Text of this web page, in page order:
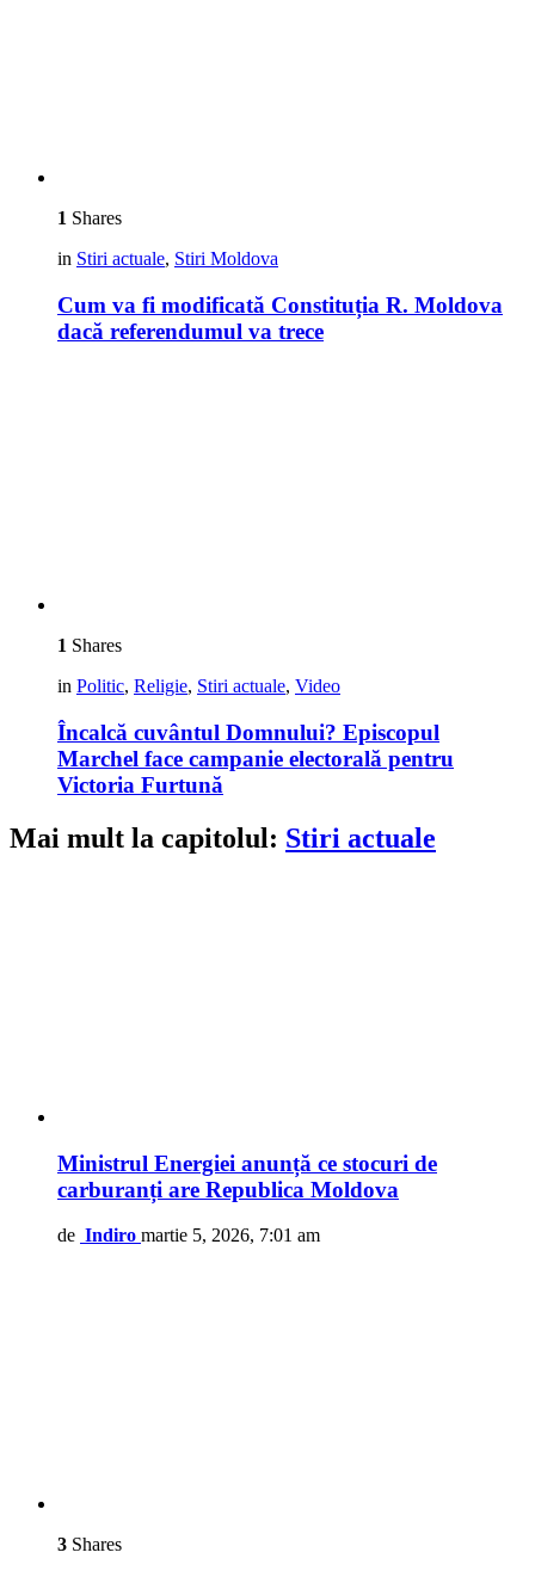
1 Shares
in Stiri actuale, Stiri Moldova
Cum va fi modificată Constituția R. Moldova
dacă referendumul va trece
1 Shares
in Politic, Religie, Stiri actuale, Video
Încalcă cuvântul Domnului? Episcopul
Marchel face campanie electorală pentru
Victoria Furtună
Mai mult la capitolul: Stiri actuale
Ministrul Energiei anunță ce stocuri de
carburanți are Republica Moldova
de Indiro martie 5, 2026, 7:01 am
3 Shares